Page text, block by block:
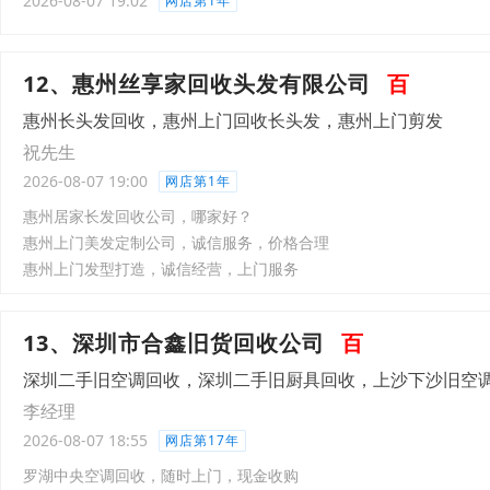
12、惠州丝享家回收头发有限公司 百
惠州长头发回收，惠州上门回收长头发，惠州上门剪发
祝先生
2026-08-07 19:00 网店第1年
惠州居家长发回收公司，哪家好？
惠州上门美发定制公司，诚信服务，价格合理
惠州上门发型打造，诚信经营，上门服务
13、深圳市合鑫旧货回收公司 百
深圳二手旧空调回收，深圳二手旧厨具回收，上沙下沙旧空
李经理
2026-08-07 18:55 网店第17年
罗湖中央空调回收，随时上门，现金收购